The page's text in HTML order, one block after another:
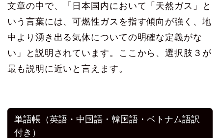
文章の中で、「日本国内において「天然ガス」と
いう言葉には、可燃性ガスを指す傾向が強く、地
中より湧き出る気体についての明確な定義がな
い」と説明されています。ここから、選択肢３が
最も説明に近いと言えます。
単語帳（英語・中国語・韓国語・ベトナム語訳
付き）